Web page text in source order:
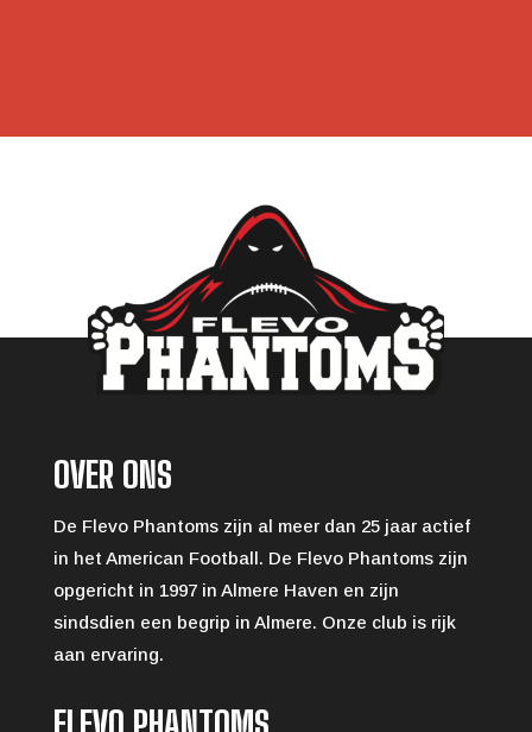
OVER ONS
De Flevo Phantoms zijn al meer dan 25 jaar actief
in het American Football. De Flevo Phantoms zijn
opgericht in 1997 in Almere Haven en zijn
sindsdien een begrip in Almere. Onze club is rijk
aan ervaring.